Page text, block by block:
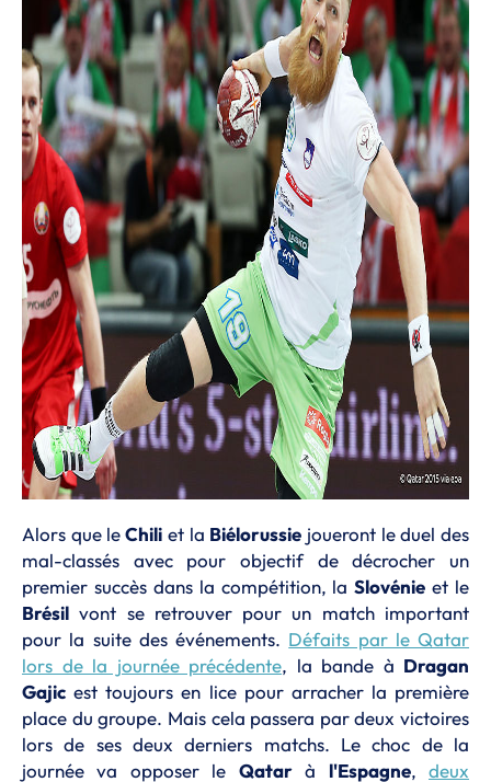
Alors que leChili et la Biélorussie joueront le duel des
mal-classés avec pour objectif de décrocher un
premier succès dans la compétition, laSlovénie et le
Brésil vont se retrouver pour un match important
pour la suite des événements. Défaits par le Qatar
lors de la journée précédente, la bande à Dragan
Gajic est toujours en lice pour arracher la première
place du groupe. Mais cela passera par deux victoires
lors de ses deux derniers matchs. Le choc de la
journée va opposer le Qatarà l'Espagne,deux